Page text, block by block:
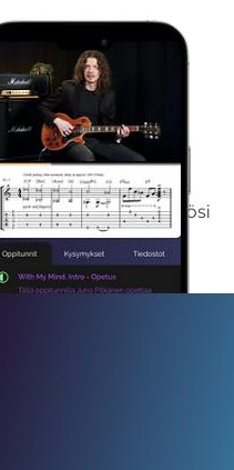
sisältömme käyttöösi